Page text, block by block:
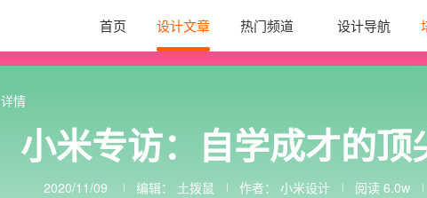
首页 设计文章 热门频道 设计导航
小米专访：自学成才的
2020/11/09 编辑： 土拨鼠 作者： 小米设计 阅读 6.0w
详情